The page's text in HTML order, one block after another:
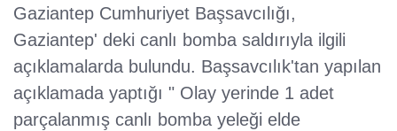
Gaziantep Cumhuriyet Başsavcılığı,
Gaziantep' deki canlı bomba saldırıyla ilgili
açıklamalarda bulundu. Başsavcılık'tan yapılan
açıklamada yaptığı " Olay yerinde 1 adet
parçalanmış canlı bomba yeleği elde